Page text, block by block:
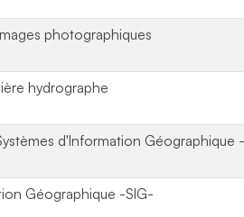
photographiques
hydrographe
d'Information Géographique
Géographique -SIG-